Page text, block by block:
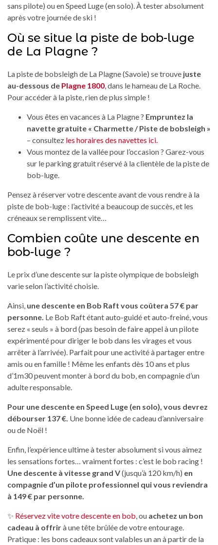
sans pilote) ou en Speed Luge (en solo). À tester absolument
après votre journée de ski !
Où se situe la piste de bob-luge
de La Plagne ?
La piste de bobsleigh de La Plagne (Savoie) se trouve juste
au-dessous de Plagne 1800 , dans le hameau de La Roche.
Pour accéder à la piste, rien de plus simple !
Vous êtes en vacances à La Plagne ? Empruntez la
navette gratuite « Charmette / Piste de bobsleigh »
– consultez les horaires des navettes ici
Vous montez de la vallée pour l’occasion ? Garez-vous
sur le parking gratuit réservé à la clientèle de la piste de
bob-luge.
Pensez à réserver votre descente avant de vous rendre à la
piste de bob-luge : l’activité a beaucoup de succès, et les
créneaux se remplissent vite…
Combien coûte une descente en
bob-luge ?
Le prix d’une descente sur la piste olympique de bobsleigh
varie selon l’activité choisie.
Ainsi, une descente en Bob Raft vous coûtera 57 € par
personne. Le Bob Raft étant auto-guidé et auto-freiné, vous
serez « seuls » à bord (pas besoin de faire appel à un pilote
expérimenté pour diriger le bob dans les virages et vous
arrêter à l’arrivée). Parfait pour une activité à partager entre
amis ou en famille ! Même les enfants dès 10 ans et plus
d’1m30 peuvent monter à bord du bob, en compagnie d’un
adulte responsable.
Pour une descente en Speed Luge (en solo), vous devrez
débourser 137 €. Une bonne idée de cadeau d’anniversaire
ou de Noël !
Enfin, l’expérience ultime à tester absolument si vous aimez
les sensations fortes… vraiment fortes : c’est le bob racing !
Une descente à vitesse grand V(jusqu’à 120 km/h) en
compagnie d’un pilote professionnel qui vous reviendra
à 149 € par personne.
✨ Réservez vite votre descente en bob , ou achetez un bon
cadeau à offrirà une tête brûlée de votre entourage.
Pratique : les bons cadeaux sont valables un an à partir de la